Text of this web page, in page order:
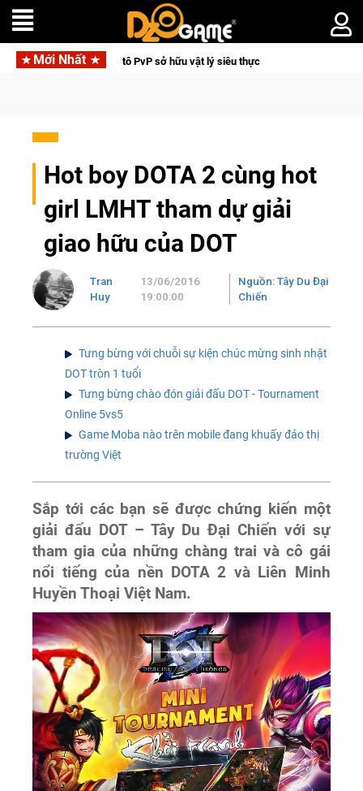
Mới Nhất
xe mô tô PvP sở hữu vật lý siêu thực
Hot boy DOTA 2 cùng hot
girl LMHT tham dự giải
giao hữu của DOT
Tran
Huy
13/06/2016
19:00:00
Nguồn: Tây Du Đại
Chiến
Tưng bừng với chuỗi sự kiện chúc mừng sinh nhật
DOT tròn 1 tuổi
Tưng bừng chào đón giải đấu DOT - Tournament
Online 5vs5
Game Moba nào trên mobile đang khuấy đảo thị
trường Việt
Sắp tới các bạn sẽ được chứng kiến một
giải đấu DOT – Tây Du Đại Chiến với sự
tham gia của những chàng trai và cô gái
nổi tiếng của nền DOTA 2 và Liên Minh
Huyền Thoại Việt Nam.